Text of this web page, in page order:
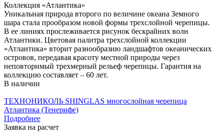
Коллекция «Атлантика»
Уникальная природа второго по величине океана Земного
шара стала прообразом новой формы трехслойной черепицы.
В ее линиях прослеживается рисунок бескрайних волн
Атлантики. Цветовая палитра трехслойной коллекции
«Атлантика» вторит разнообразию ландшафтов океанических
островов, передавая красоту местной природы через
неповторимый трехмерный рельеф черепицы. Гарантия на
коллекцию составляет – 60 лет.
В наличии
ТЕХНОНИКОЛЬ SHINGLAS многослойная черепица
Атлантика (Тенерифе)
Подробнее
Заявка на расчет